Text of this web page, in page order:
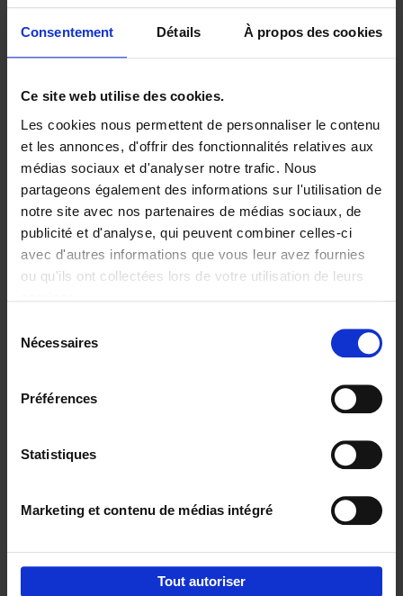
Consentement Détails À propos des cookies
Ce site web utilise des cookies.
Les cookies nous permettent de personnaliser le contenu
et les annonces, d'offrir des fonctionnalités relatives aux
médias sociaux et d'analyser notre trafic. Nous
partageons également des informations sur l'utilisation de
notre site avec nos partenaires de médias sociaux, de
publicité et d'analyse, qui peuvent combiner celles-ci
avec d'autres informations que vous leur avez fournies
ou qu'ils ont collectées lors de votre utilisation de leurs
Nécessaires
Préférences
Statistiques
Marketing et contenu de médias intégré
Tout autoriser
Building Bonds = Building
Business
Jochen Roef Jozefien De Feyter
Carolien Boom
Couverture souple
2025 200
€29,99
Digital marketing like a PRO -
completely revised edition (EN)